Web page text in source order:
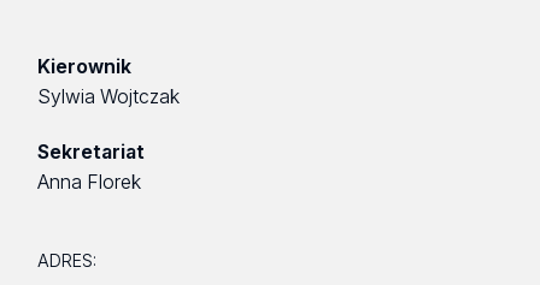
Kierownik
Sylwia Wojtczak
Sekretariat
Anna Florek
ADRES: